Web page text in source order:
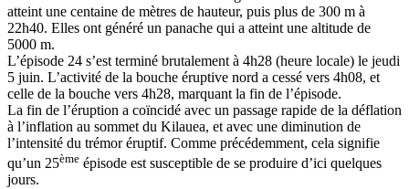
atteint une centaine de mètres de hauteur, puis plus de 300 m à
22h40. Elles ont généré un panache qui a atteint une altitude de
5000 m.
L’épisode 24 s’est terminé brutalement à 4h28 (heure locale) le jeudi
5 juin. L’activité de la bouche éruptive nord a cessé vers 4h08, et
celle de la bouche vers 4h28, marquant la fin de l’épisode.
La fin de l’éruption a coïncidé avec un passage rapide de la déflation
à l’inflation au sommet du Kilauea, et avec une diminution de
l’intensité du trémor éruptif. Comme précédemment, cela signifie
qu’un 25ème épisode est susceptible de se produire d’ici quelques
jours.